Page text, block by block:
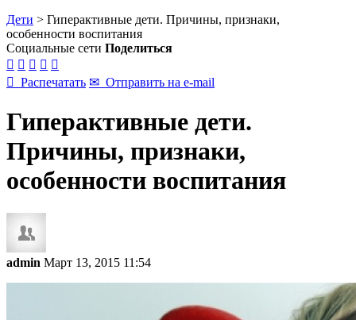
Дети > Гиперактивные дети. Причины, признаки,
особенности воспитания
Социальные сети Поделиться
    
 Распечатать ✉ Отправить на e-mail
Гиперактивные дети.
Причины, признаки,
особенности воспитания
admin Март 13, 2015 11:54